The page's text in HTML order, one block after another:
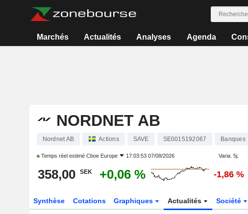
Marchés Actualités Analyses Agenda
NORDNET AB
Nordnet AB Actions SAVE SE0015192067 Banques
Temps réel estimé Cboe Europe 17:03:53 07/08/2026 Varia. 5j.
358,00 SEK +0,06 % -1,86 %
Synthèse Cotations Graphiques Actualités Société